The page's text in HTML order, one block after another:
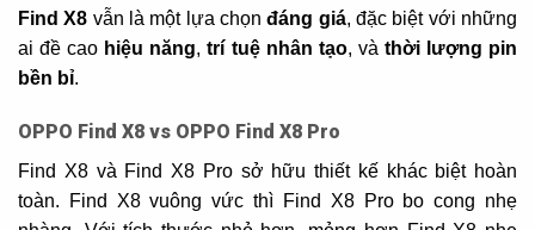
Find X8 vẫn là một lựa chọnđáng giá, đặc biệt với những
ai đề cao hiệu năng,trí tuệ nhân tạo, và thời lượng pin
bền bỉ.
OPPO Find X8 vs OPPO Find X8 Pro
Find X8 và Find X8 Pro sở hữu thiết kế khác biệt hoàn
toàn. Find X8 vuông vức thì Find X8 Pro bo cong nhẹ